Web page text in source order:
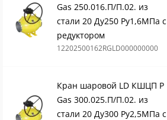
Gas 250.016.П/П.02. из
стали 20 Ду250 Ру1,6МПа с
редуктором
12202500162RGLD000000000
Кран шаровой LD КШЦП Р
Gas 300.025.П/П.02. из
стали 20 Ду300 Ру2,5МПа с